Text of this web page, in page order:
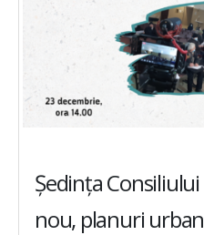
Ședința
nou, planuri